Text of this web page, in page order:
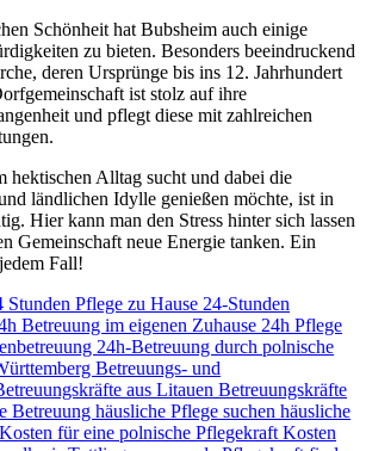
Schönheit hat Bubsheim auch einige
zu bieten. Besonders beeindruckend
deren Ursprünge bis ins 12. Jahrhundert
ist stolz auf ihre
und pflegt diese mit zahlreichen
hektischen Alltag sucht und dabei die
ländlichen Idylle genießen möchte, ist in
Hier kann man den Stress hinter sich lassen
Gemeinschaft neue Energie tanken. Ein
Fall!
Stunden Pflege zu Hause 24-Stunden
Betreuung im eigenen Zuhause 24h Pflege
24h-Betreuung durch polnische
Betreuungs- und
aus Litauen Betreuungskräfte
Betreuung häusliche Pflege suchen häusliche
Kosten für eine polnische Pflegekraft Kosten